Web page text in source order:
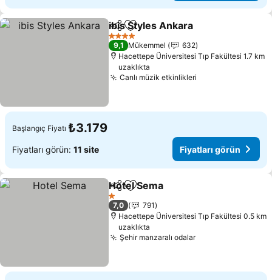
PaylaşFavorilerime ekle
ibis Styles Ankara
4 Yıldız
9,1 Mükemmel
632
Hacettepe Üniversitesi Tıp Fakültesi 1.7 km
uzaklıkta
Canlı müzik etkinlikleri
Başlangıç Fiyatı ₺3.179
Fiyatları görün: 11 site Fiyatları görün
PaylaşFavorilerime ekle
Hotel Sema
1 Yıldız
7,0
791
Hacettepe Üniversitesi Tıp Fakültesi 0.5 km
uzaklıkta
Şehir manzaralı odalar